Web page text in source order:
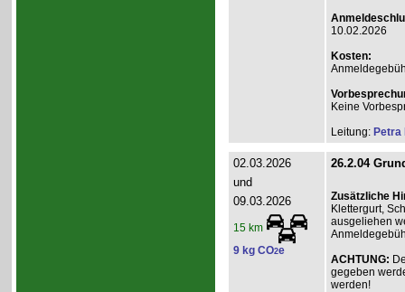
10.02.2026
Kosten:
Keine
Leitung: Petra
02.03.2026
und
09.03.2026
15 km
9 kg CO2e
26.2.04
Zusätzliche
Klettergurt,
ausgeliehen
ACHTUNG:
gegeben
werden!